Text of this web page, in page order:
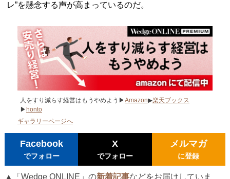
レ”を懸念する声が高まっているのだ。
人をすり減らす経営はもうやめよう▶Amazon▶楽天ブックス
▶ honto
ギャラリーページへ
Facebook
でフォロー
X
でフォロー
メルマガ
に登録
▲「Wedge ONLINE」の新着記事などをお届けしていま